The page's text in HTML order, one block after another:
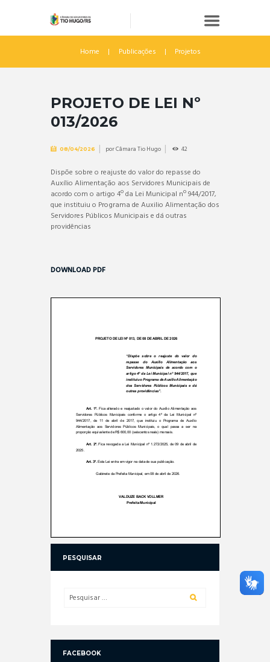
Home Publicações Projetos
PROJETO DE LEI Nº
013/2026
08/04/2026 porCâmara Tio Hugo 42
Dispõe sobre o reajuste do valor do repasse do
Auxílio Alimentação aos Servidores Municipais de
acordo com o artigo 4º da Lei Municipal nº 944/2017,
que instituiu o Programa de Auxilio Alimentação dos
Servidores Públicos Municipais e dá outras
providências
DOWNLOAD PDF
PESQUISAR
FACEBOOK